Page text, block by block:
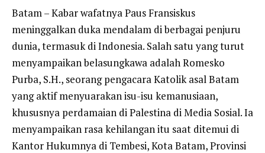
Batam – Kabar wafatnya Paus Fransiskus
meninggalkan duka mendalam di berbagai penjuru
dunia, termasuk di Indonesia. Salah satu yang turut
menyampaikan belasungkawa adalah Romesko
Purba, S.H., seorang pengacara Katolik asal Batam
yang aktif menyuarakan isu-isu kemanusiaan,
khususnya perdamaian di Palestina di Media Sosial. Ia
menyampaikan rasa kehilangan itu saat ditemui di
Kantor Hukumnya di Tembesi, Kota Batam, Provinsi